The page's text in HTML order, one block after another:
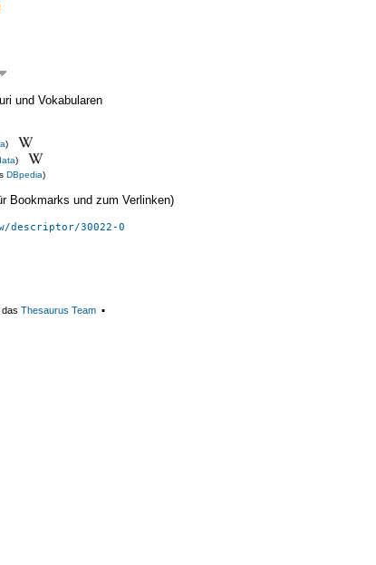
und Vokabularen
)
)
DBpedia)
Bookmarks und zum Verlinken)
descriptor/30022-0
Thesaurus Team ▪